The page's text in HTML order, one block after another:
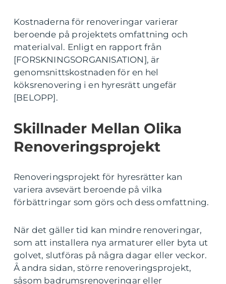
Kostnaderna för renoveringar varierar
beroende på projektets omfattning och
materialval. Enligt en rapport från
[FORSKNINGSORGANISATION], är
genomsnittskostnaden för en hel
köksrenovering i en hyresrätt ungefär
[BELOPP].
Skillnader Mellan Olika
Renoveringsprojekt
Renoveringsprojekt för hyresrätter kan
variera avsevärt beroende på vilka
förbättringar som görs och dess omfattning.
När det gäller tid kan mindre renoveringar,
som att installera nya armaturer eller byta ut
golvet, slutföras på några dagar eller veckor.
Å andra sidan, större renoveringsprojekt,
såsom badrumsrenoveringar eller